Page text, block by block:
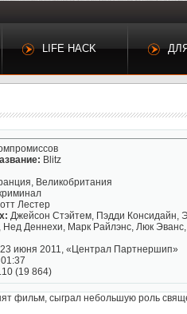
LIFE HACK
Blitz
Великобритания
Лестер
Джейсон Стэйтем, Пэдди Консидайн,
Деннехи, Марк Райлэнс, Люк
23 июня 2011, «Централ Партнершип»
(19 864)
фильм, сыграл небольшую роль